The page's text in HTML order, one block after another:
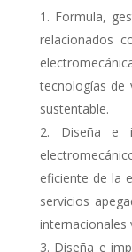
Formula,
relacionados
tecnologías de
sustentable.
Diseña e
eficiente de la
servicios
internacionales
Diseña e